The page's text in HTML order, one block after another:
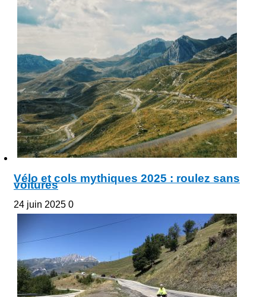
Vélo et cols mythiques 2025 : roulez sans
voitures
24 juin 2025 0